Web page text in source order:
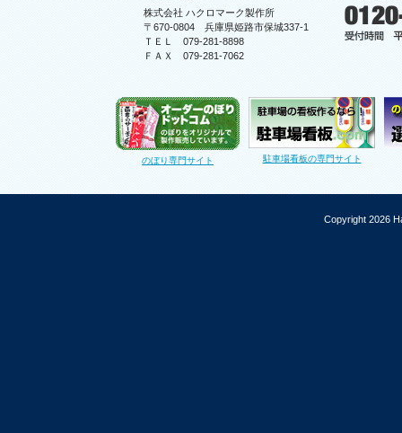
株式会社 ハクロマーク製作所
〒670-0804 兵庫県姫路市保城337-1
ＴＥＬ 079-281-8898
ＦＡＸ 079-281-7062
のぼり専門サイト 駐車場看板の専門サイト
Copyright 2026